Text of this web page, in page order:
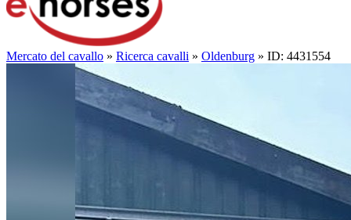
Mercato del cavallo » Ricerca cavalli » Oldenburg » ID: 4431554